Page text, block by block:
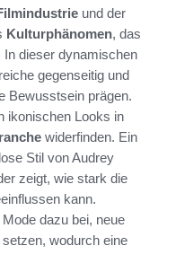
und der
Kulturphänomen, das
In dieser dynamischen
gegenseitig und
Bewusstsein prägen.
ikonischen Looks in
widerfinden. Ein
Stil von Audrey
zeigt, wie stark die
kann.
Mode dazu bei, neue
wodurch eine